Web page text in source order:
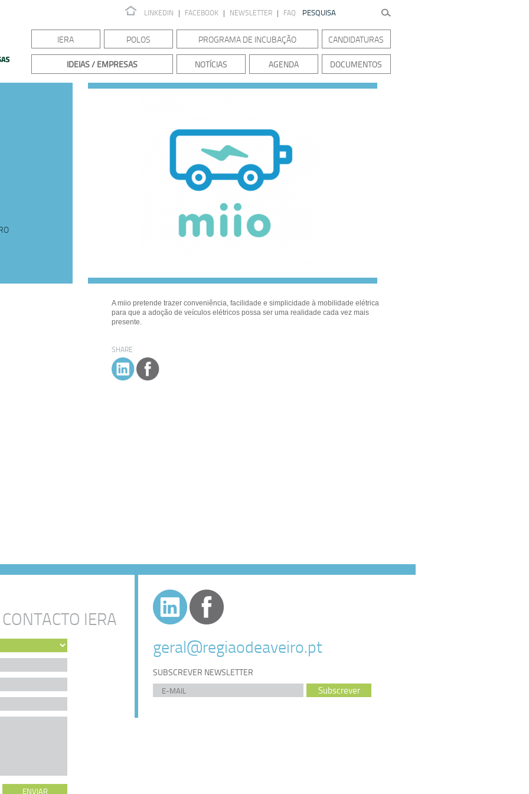
LINKEDIN | FACEBOOK | NEWSLETTER | FAQ
IERA POLOS PROGRAMA DE INCUBAÇÃO CANDIDATURAS
IDEIAS / EMPRESAS NOTÍCIAS AGENDA DOCUMENTOS
A miio pretende trazer conveniência, facilidade e simplicidade à mobilidade elétrica
para que a adoção de veículos elétricos possa ser uma realidade cada vez mais
presente.
SHARE
IERA
geral@regiaodeaveiro.pt
SUBSCREVER NEWSLETTER